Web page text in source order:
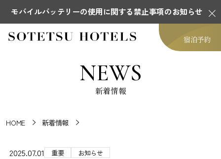
モバイルバッテリーの使用に関する禁止事項のお知らせ
宿泊予約
NEWS
新着情報
HOME 新着情報
2025.07.01 重要
お知らせ